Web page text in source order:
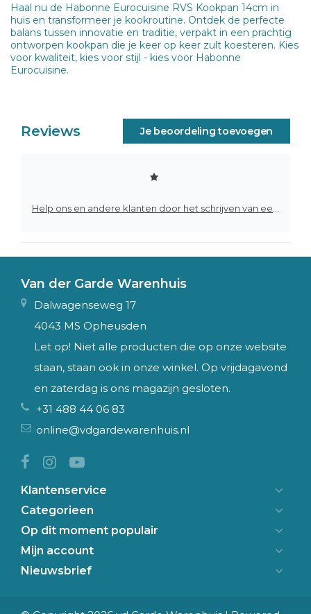
Haal nu de Habonne Eurocuisine RVS Kookpan 14cm in
huis en transformeer je kookroutine. Ontdek de perfecte
balans tussen innovatie en traditie, verpakt in een prachtig
ontworpen kookpan die je keer op keer zult koesteren. Kies
voor kwaliteit, kies voor stijl - kies voor Habonne
Eurocuisine.
Reviews Je beoordeling toevoegen
Van der Garde Warenhuis
Dalwagenseweg 17
4043 MS Opheusden
Let op! Niet alle producten die op onze website
staan, staan ook in onze winkel. Op vrijdagavond
en zaterdag is ons magazijn gesloten.
+31 488 44 06 83
online@vdgardewarenhuis.nl
Klantenservice
Categorieen
Op dit moment populair
Mijn account
Nieuwsbrief